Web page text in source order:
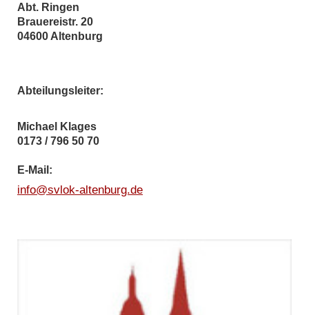
Abt. Ringen
Brauereistr. 20
04600 Altenburg
Abteilungsleiter:
Michael Klages
0173 / 796 50 70
E-Mail:
info@svlok-altenburg.de